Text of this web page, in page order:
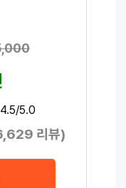
4.5/5.0
리뷰)